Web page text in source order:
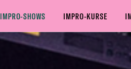
IMPRO-SHOWS IMPRO-KURSE
COMEDY IMPRO-SHOWS THEATER